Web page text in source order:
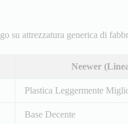
attrezzatura generica di
Neewer
Plastica Leggermente
Base Decente